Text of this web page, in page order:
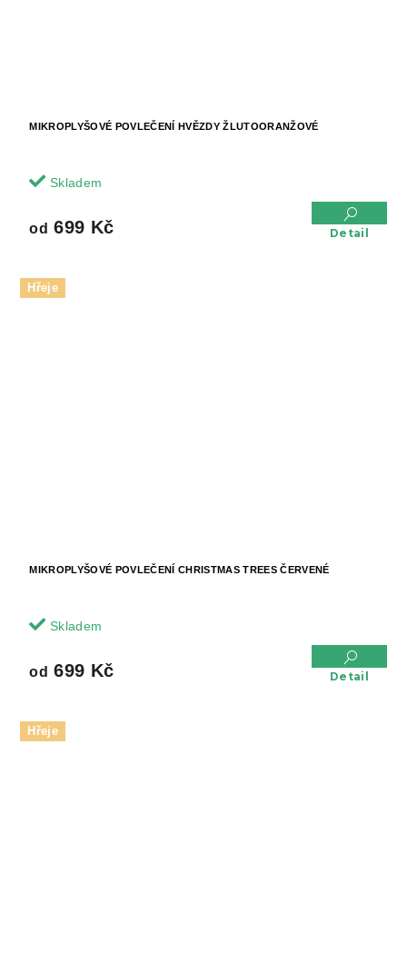
MIKROPLYŠOVÉ POVLEČENÍ HVĚZDY ŽLUTOORANŽOVÉ
Skladem
od 699 Kč Detail
Hřeje
MIKROPLYŠOVÉ POVLEČENÍ CHRISTMAS TREES ČERVENÉ
Skladem
od 699 Kč Detail
Hřeje